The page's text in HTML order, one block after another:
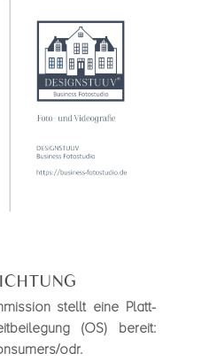
stellt eine Platt­
(OS) bereit:
odr.